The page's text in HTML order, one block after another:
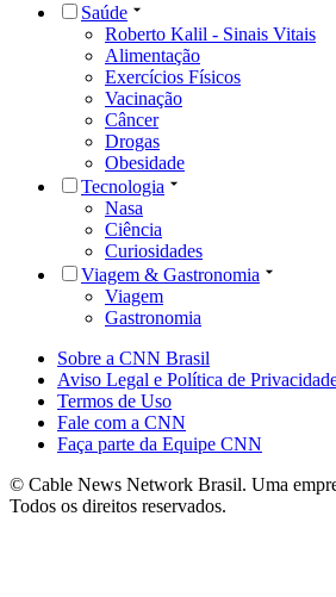
Saúde
Roberto Kalil - Sinais Vitais
Alimentação
Exercícios Físicos
Vacinação
Câncer
Drogas
Obesidade
Tecnologia
Nasa
Ciência
Curiosidades
Viagem & Gastronomia
Viagem
Gastronomia
Sobre a CNN Brasil
Aviso Legal e Política de
Termos de Uso
Fale com a CNN
Faça parte da Equipe CNN
© Cable News Network Brasil. Uma
Todos os direitos reservados.